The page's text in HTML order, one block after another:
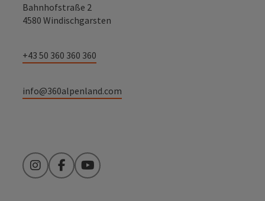
Bahnhofstraße 2
4580 Windischgarsten
+43 50 360 360 360
info@360alpenland.com
InstagramFacebookYouTube